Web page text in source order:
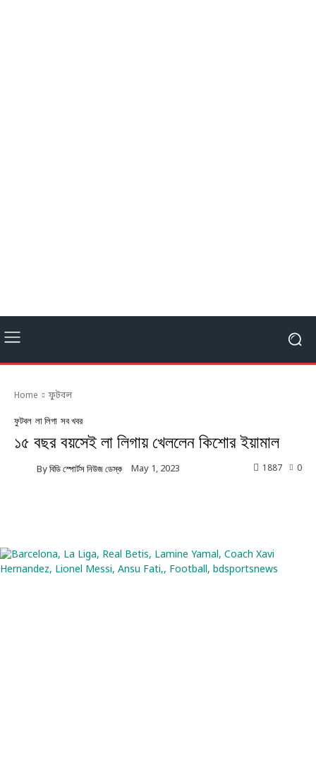
Home ফুটবল
ফুটবল লা লিগা সব খবর
১৫ বছর বয়সেই লা লিগায় খেললেন কিশোর ইয়ামাল
By বিডি স্পোর্টস নিউজ ডেস্ক May 1, 2023 0
1887